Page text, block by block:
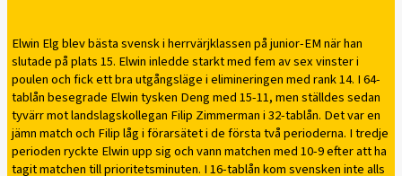
Elwin Elg blev bästa svensk i herrvärjklassen på junior-EM när han
slutade på plats 15. Elwin inledde starkt med fem av sex vinster i
poulen och fick ett bra utgångsläge i elimineringen med rank 14. I 64-
tablån besegrade Elwin tysken Deng med 15-11, men ställdes sedan
tyvärr mot landslagskollegan Filip Zimmerman i 32-tablån. Det var en
jämn match och Filip låg i förarsätet i de första två perioderna. I tredje
perioden ryckte Elwin upp sig och vann matchen med 10-9 efter att ha
tagit matchen till prioritetsminuten. I 16-tablån kom svensken inte alls